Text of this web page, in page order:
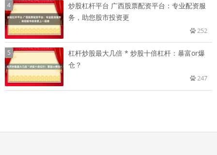
4
炒股杠杆平台 广西股票配资平台：专业配资服
务，助您股市投资更
252
5
杠杆炒股最大几倍 * 炒股十倍杠杆：暴富or爆
仓？
247